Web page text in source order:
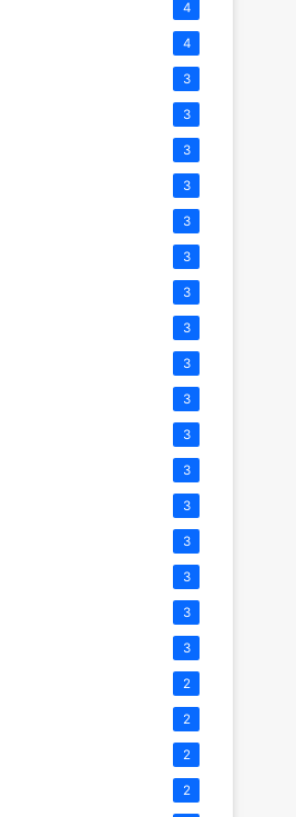
4
4
3
3
3
3
3
3
3
3
3
3
3
3
3
3
3
3
3
2
2
2
2